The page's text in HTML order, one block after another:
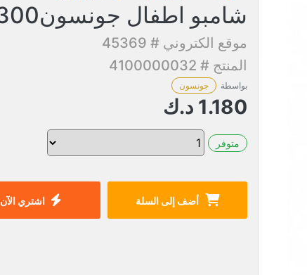
شامبو اطفال جونسون300مل
موقع الكتروني # 45369
المنتج # 4100000032
بواسطة جونسون
1.180 د.ك
متوفر
أضف إلى السلة اشتري الآن